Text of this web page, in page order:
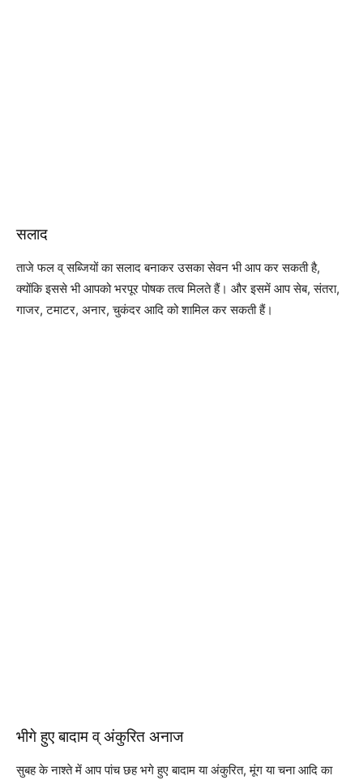
सलाद
ताजे फल व् सब्जियों का सलाद बनाकर उसका सेवन भी आप कर सकती है,
क्योंकि इससे भी आपको भरपूर पोषक तत्व मिलते हैं। और इसमें आप सेब, संतरा,
गाजर, टमाटर, अनार, चुकंदर आदि को शामिल कर सकती हैं।
भीगे हुए बादाम व् अंकुरित अनाज
सुबह के नाश्ते में आप पांच छह भगे हुए बादाम या अंकुरित, मूंग या चना आदि का